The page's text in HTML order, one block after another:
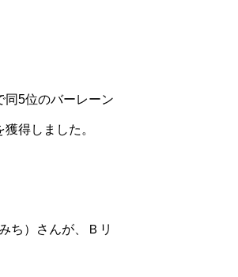
同5位のバーレーン
獲得しました。
ち）さんが、Ｂリ